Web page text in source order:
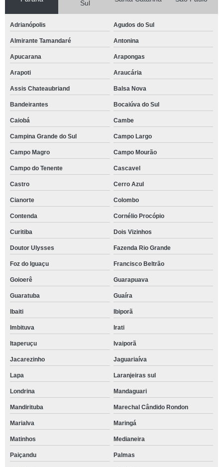
Sul
Adrianópolis Agudos do Sul
Almirante Tamandaré Antonina
Apucarana Arapongas
Arapoti Araucária
Assis Chateaubriand Balsa Nova
Bandeirantes Bocaiúva do Sul
Caiobá Cambe
Campina Grande do Sul Campo Largo
Campo Magro Campo Mourão
Campo do Tenente Cascavel
Castro Cerro Azul
Cianorte Colombo
Contenda Cornélio Procópio
Curitiba Dois Vizinhos
Doutor Ulysses Fazenda Rio Grande
Foz do Iguaçu Francisco Beltrão
Goioerê Guarapuava
Guaratuba Guaíra
Ibaiti Ibiporã
Imbituva Irati
Itaperuçu Ivaiporã
Jacarezinho Jaguariaíva
Lapa Laranjeiras sul
Londrina Mandaguari
Mandirituba Marechal Cândido Rondon
Marialva Maringá
Matinhos Medianeira
Paiçandu Palmas